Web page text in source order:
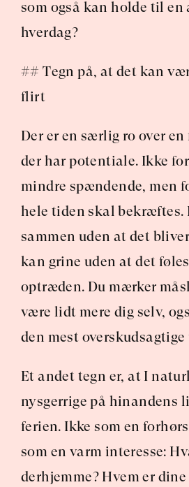
som også kan holde til
hverdag?
## Tegn på, at det kan
flirt
Der er en særlig ro over
der har potentiale. Ikke
mindre spændende, men
hele tiden skal
sammen uden at det
kan grine uden at det
optræden. Du mærker
være lidt mere dig selv,
den mest overskudsagtige
Et andet tegn er, at I
nysgerrige på hinandens
ferien. Ikke som en
som en varm interesse:
derhjemme? Hvem er